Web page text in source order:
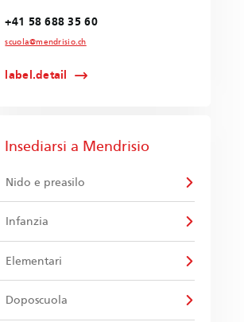
+41 58 688 35 60
scuola@mendrisio.ch
label.detail
Insediarsi a Mendrisio
Nido e preasilo
Infanzia
Elementari
Doposcuola